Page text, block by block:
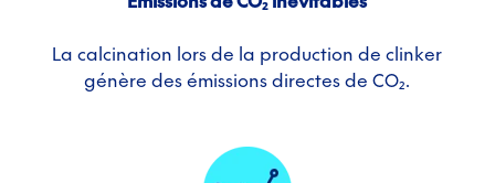
La calcination lors de la production de clinker
génère des émissions directes de CO₂.